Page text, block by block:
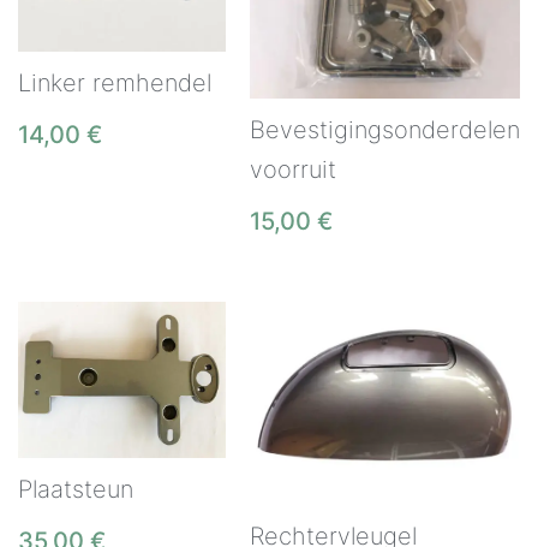
Linker remhendel
14,00 €
Bevestigingsonderdelen
voorruit
15,00 €
Plaatsteun
35,00 € Rechtervleugel